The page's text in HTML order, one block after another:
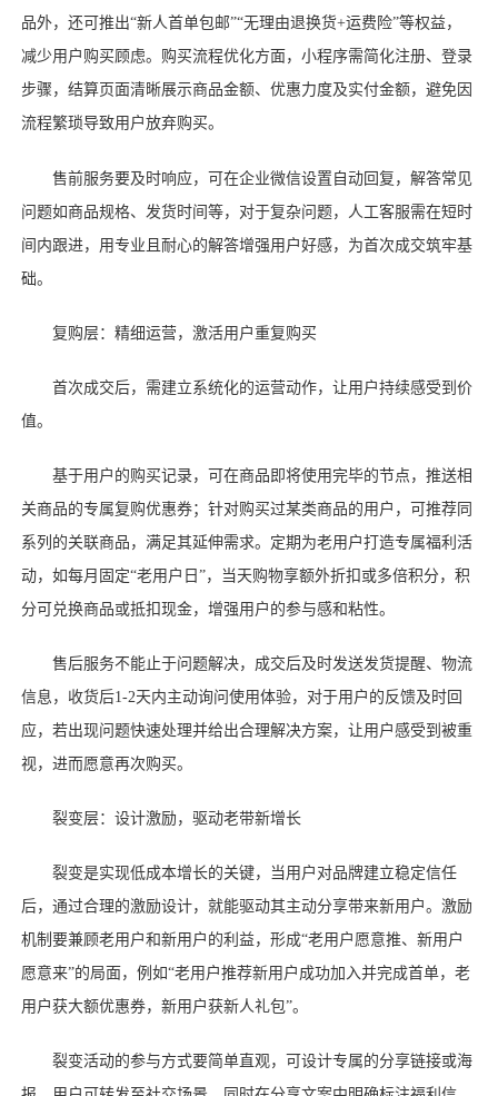
品外，还可推出“新人首单包邮”“无理由退换货+运费险”等权益，
减少用户购买顾虑。购买流程优化方面，小程序需简化注册、登录
步骤，结算页面清晰展示商品金额、优惠力度及实付金额，避免因
流程繁琐导致用户放弃购买。
售前服务要及时响应，可在企业微信设置自动回复，解答常见
问题如商品规格、发货时间等，对于复杂问题，人工客服需在短时
间内跟进，用专业且耐心的解答增强用户好感，为首次成交筑牢基
础。
复购层：精细运营，激活用户重复购买
首次成交后，需建立系统化的运营动作，让用户持续感受到价
值。
基于用户的购买记录，可在商品即将使用完毕的节点，推送相
关商品的专属复购优惠券；针对购买过某类商品的用户，可推荐同
系列的关联商品，满足其延伸需求。定期为老用户打造专属福利活
动，如每月固定“老用户日”，当天购物享额外折扣或多倍积分，积
分可兑换商品或抵扣现金，增强用户的参与感和粘性。
售后服务不能止于问题解决，成交后及时发送发货提醒、物流
信息，收货后1-2天内主动询问使用体验，对于用户的反馈及时回
应，若出现问题快速处理并给出合理解决方案，让用户感受到被重
视，进而愿意再次购买。
裂变层：设计激励，驱动老带新增长
裂变是实现低成本增长的关键，当用户对品牌建立稳定信任
后，通过合理的激励设计，就能驱动其主动分享带来新用户。激励
机制要兼顾老用户和新用户的利益，形成“老用户愿意推、新用户
愿意来”的局面，例如“老用户推荐新用户成功加入并完成首单，老
用户获大额优惠券，新用户获新人礼包”。
裂变活动的参与方式要简单直观，可设计专属的分享链接或海